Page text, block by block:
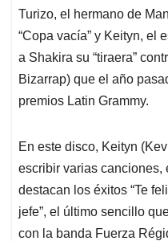
Turizo, el hermano de
“Copa vacía” y Keityn, el
a Shakira su “tiraera”
Bizarrap) que el año
premios Latin Grammy.
En este disco, Keityn
escribir varias canciones,
destacan los éxitos “Te
jefe”, el último sencillo
con la banda Fuerza